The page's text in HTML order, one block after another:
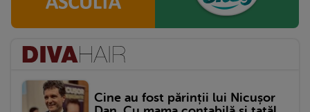
Cine au fost părinții lui Nicușor